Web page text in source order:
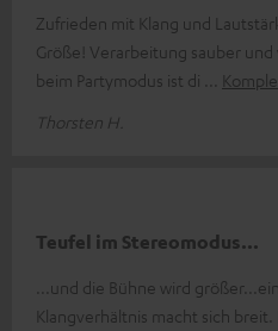
Zufrieden mit Klang und
Größe! Verarbeitung sauber
beim Partymodus ist di
Thorsten H.
Teufel im Stereomodus...
...und die Bühne wird
Klangverhältnis macht sich